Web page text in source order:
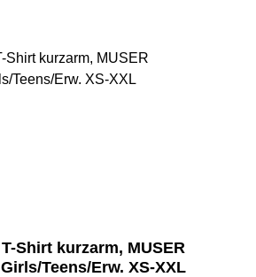
T-Shirt kurzarm, MUSER
Girls/Teens/Erw. XS-XXL